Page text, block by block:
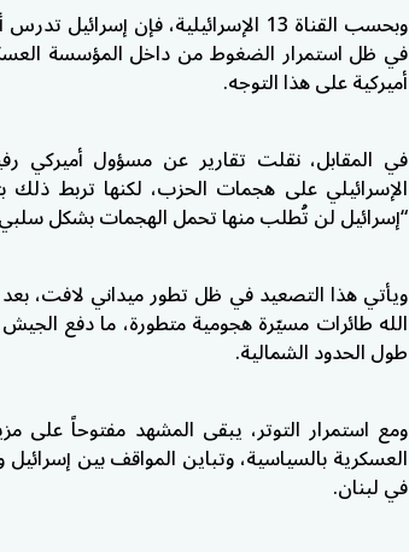
وبحسب القناة 13 الإسرائيلية، فإن
في ظل استمرار الضغوط من داخل المؤسسة
أميركية على هذا التوجه.
في المقابل، نقلت تقارير عن مسؤول أميركي
الإسرائيلي على هجمات الحزب، لكنها تربط
“إسرائيل لن تُطلب منها تحمل الهجمات بشكل
ويأتي هذا التصعيد في ظل تطور ميداني لافت،
الله طائرات مسيّرة هجومية متطورة، ما دفع الجيش
طول الحدود الشمالية.
ومع استمرار التوتر، يبقى المشهد مفتوحاً على
العسكرية بالسياسية، وتباين المواقف بين
في لبنان.